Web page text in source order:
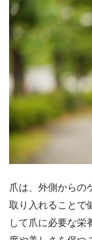
爪は、外側からの
取り入れることで
して爪に必要な栄